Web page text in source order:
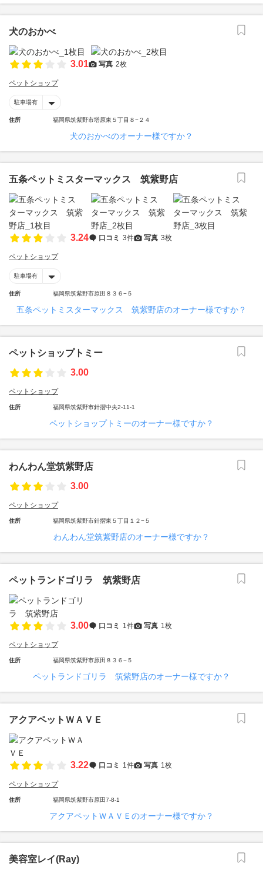
犬のおかべ
3.01 写真 2枚
ペットショップ
駐車場有
住所 福岡県筑紫野市塔原東５丁目８−２４
犬のおかべのオーナー様ですか？
五条ペットミスターマックス 筑紫野店
3.24 口コミ 3件 写真 3枚
ペットショップ
駐車場有
住所 福岡県筑紫野市原田８３６−５
五条ペットミスターマックス 筑紫野店のオーナー様ですか？
ペットショップトミー
3.00
ペットショップ
住所 福岡県筑紫野市針摺中央2-11-1
ペットショップトミーのオーナー様ですか？
わんわん堂筑紫野店
3.00
ペットショップ
住所 福岡県筑紫野市針摺東５丁目１２−５
わんわん堂筑紫野店のオーナー様ですか？
ペットランドゴリラ 筑紫野店
3.00 口コミ 1件 写真 1枚
ペットショップ
住所 福岡県筑紫野市原田８３６−５
ペットランドゴリラ 筑紫野店のオーナー様ですか？
アクアペットＷＡＶＥ
3.22 口コミ 1件 写真 1枚
ペットショップ
住所 福岡県筑紫野市原田7-8-1
アクアペットＷＡＶＥのオーナー様ですか？
美容室レイ(Ray)